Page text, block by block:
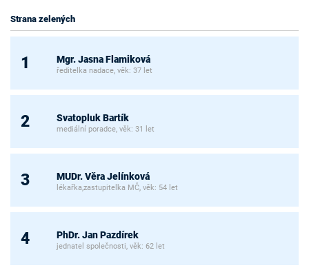
Strana zelených
1 Mgr. Jasna Flamiková
ředitelka nadace, věk: 37 let
2 Svatopluk Bartík
mediální poradce, věk: 31 let
3 MUDr. Věra Jelínková
lékařka,zastupitelka MČ, věk: 54 let
4 PhDr. Jan Pazdírek
jednatel společnosti, věk: 62 let